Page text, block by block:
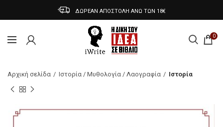
ΔΩΡΕΑΝ ΑΠΟΣΤΟΛΗ ΑΝΩ ΤΩΝ 18€
0
Αρχική σελίδα Ιστορία / Μυθολογία / Λαογραφία Ιστορία